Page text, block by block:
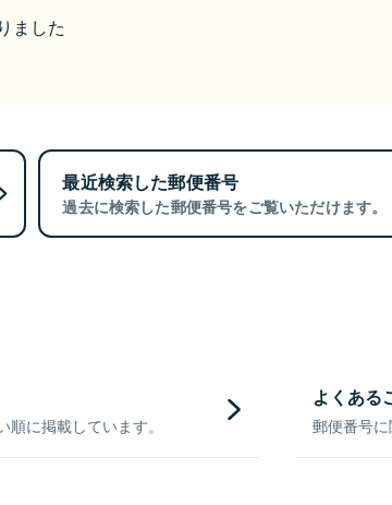
ました
最近検索した郵便番号
過去に検索した郵便番号をご覧いただけます。
に掲載しています。
よくある
郵便番号に